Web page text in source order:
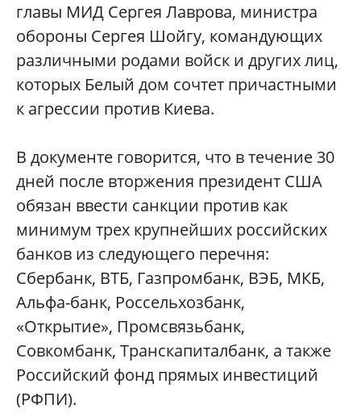
главы МИД Сергея Лаврова, министра
обороны Сергея Шойгу, командующих
различными родами войск и других лиц,
которых Белый дом сочтет причастными
к агрессии против Киева.
В документе говорится, что в течение 30
дней после вторжения президент США
обязан ввести санкции против как
минимум трех крупнейших российских
банков из следующего перечня:
Сбербанк, ВТБ, Газпромбанк, ВЭБ, МКБ,
Альфа-банк, Россельхозбанк,
«Открытие», Промсвязьбанк,
Совкомбанк, Транскапиталбанк, а также
Российский фонд прямых инвестиций
(РФПИ).